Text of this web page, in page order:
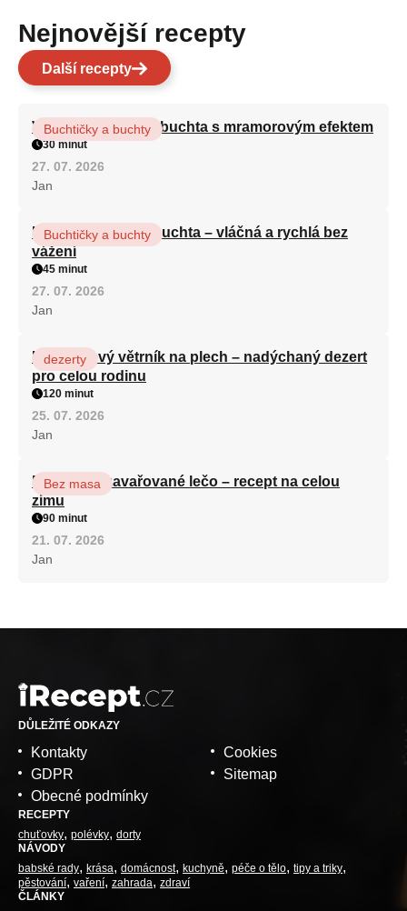
Nejnovější recepty
Další recepty
Vláčná olejová litá buchta s mramorovým efektem
Buchtičky a buchty
30 minut
27. 07. 2026
Jan
Hrnková maková buchta – vláčná a rychlá bez
vážení
Buchtičky a buchty
45 minut
27. 07. 2026
Jan
Karamelový větrník na plech – nadýchaný dezert
pro celou rodinu
dezerty
120 minut
25. 07. 2026
Jan
Babiččino zavařované lečo – recept na celou
zimu
Bez masa
90 minut
21. 07. 2026
Jan
DŮLEŽITÉ ODKAZY
Kontakty
GDPR
Obecné podmínky
Cookies
Sitemap
RECEPTY
chuťovky polévky dorty
NÁVODY
babské rady
krása domácnost kuchyně péče o tělo tipy a triky
pěstování vaření zahrada zdraví
ČLÁNKY